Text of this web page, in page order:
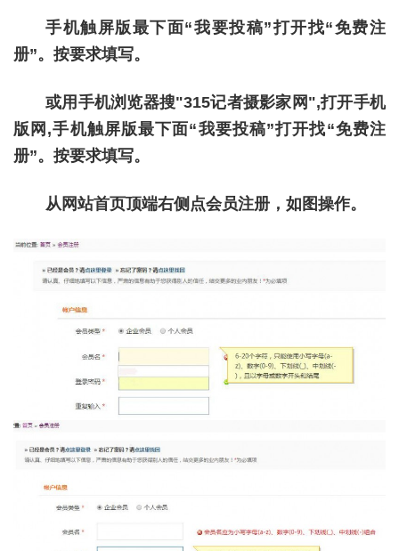
手机触屏版最下面“我要投稿”打开找“免费注
册”。按要求填写。
或用手机浏览器搜"315记者摄影家网",打开手机
版网,手机触屏版最下面“我要投稿”打开找“免费注
册”。按要求填写。
从网站首页顶端右侧点会员注册，如图操作。